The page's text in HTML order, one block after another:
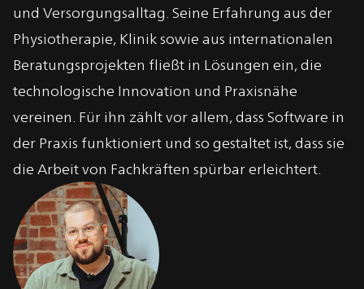
und Versorgungsalltag. Seine Erfahrung aus der
Physiotherapie, Klinik sowie aus internationalen
Beratungsprojekten fließt in Lösungen ein, die
technologische Innovation und Praxisnähe
vereinen. Für ihn zählt vor allem, dass Software in
der Praxis funktioniert und so gestaltet ist, dass sie
die Arbeit von Fachkräften spürbar erleichtert.